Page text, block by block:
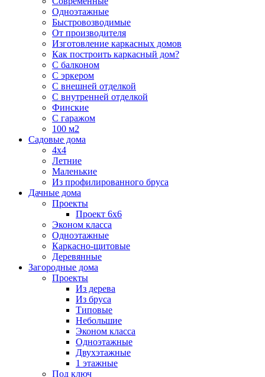
Одноэтажные
Быстровозводимые
От производителя
Изготовление каркасных домов
Как построить каркасный дом?
С балконом
С эркером
С внешней отделкой
С внутренней отделкой
Финские
С гаражом
100 м2
Садовые дома
4х4
Летние
Маленькие
Из профилированного бруса
Дачные дома
Проекты
Проект 6х6
Эконом класса
Одноэтажные
Каркасно-щитовые
Деревянные
Загородные дома
Проекты
Из дерева
Из бруса
Типовые
Небольшие
Эконом класса
Одноэтажные
Двухэтажные
1 этажные
Под ключ